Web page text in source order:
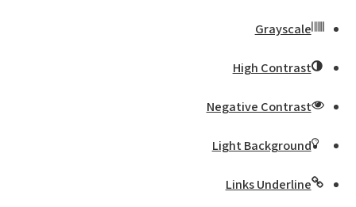
Grayscale
High Contrast
Negative Contrast
Light Background
Links Underline